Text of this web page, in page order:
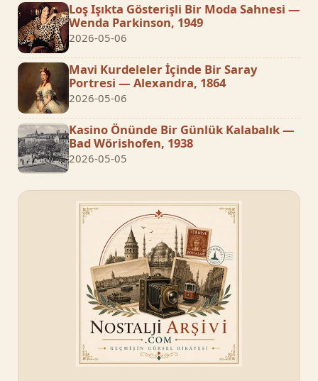
Loş Işıkta Gösterişli Bir Moda Sahnesi —
Wenda Parkinson, 1949
2026-05-06
Mavi Kurdeleler İçinde Bir Saray
Portresi — Alexandra, 1864
2026-05-06
Kasino Önünde Bir Günlük Kalabalık —
Bad Wörishofen, 1938
2026-05-05